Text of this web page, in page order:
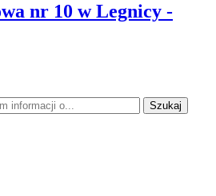
nr 10 w Legnicy -
Szukaj